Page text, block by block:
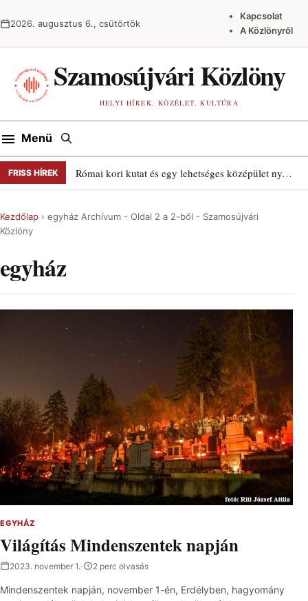
2026. augusztus 6., csütörtök
Kapcsolat
A Közlönyről
Szamosújvári Közlöny
HELYI HÍREK, KÖZÉLET, KULTÚRA
Menü Keresés
FRISS HÍREK Római kori kutat és egy lehetséges középület nyomait találták Szamosújváron
Kezdőlap › egyház Archívum - Oldal 2 a 2-ből - Szamosújvári
Közlöny
egyház
EGYHÁZ
Világítás Mindenszentek napján
2023. november 1.· 2 perc olvasás
Mindenszentek napján, november 1-én, Erdélyben, hagyomány